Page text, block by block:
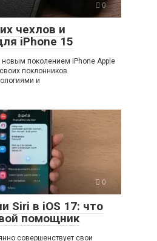
0
чехлов и
iPhone 15
поколением iPhone Apple
поклонников
и
0
Siri в iOS 17: что
помощник
совершенствует свои